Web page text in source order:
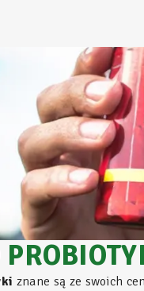
znane są ze swoich